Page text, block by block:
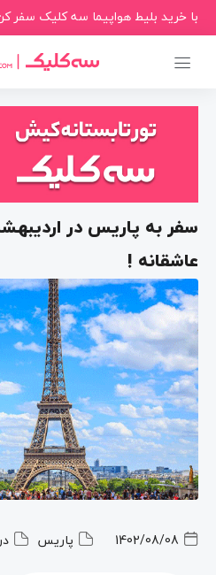
با خرید بلیط هواپیما سه کلیک سفر
سفر به پاریس در
عاشقانه !
1402/08/08 پاریس